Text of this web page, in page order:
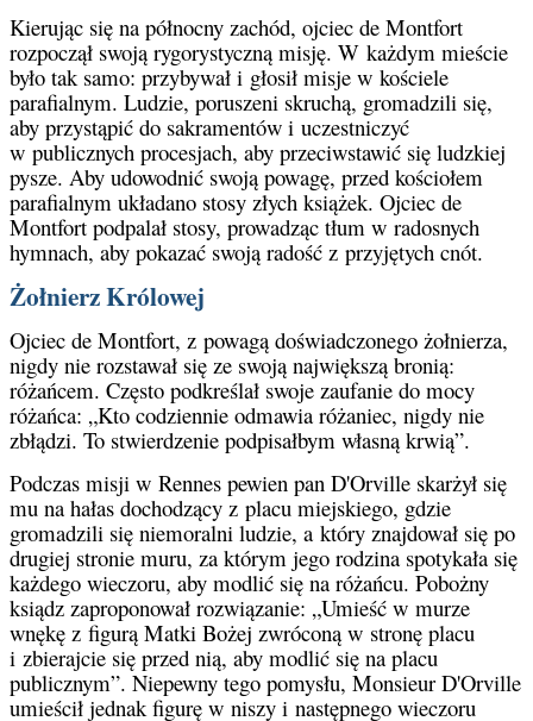
Kierując się na północny zachód, ojciec de Montfort
rozpoczął swoją rygorystyczną misję. W każdym mieście
było tak samo: przybywał i głosił misje w kościele
parafialnym. Ludzie, poruszeni skruchą, gromadzili się,
aby przystąpić do sakramentów i uczestniczyć
w publicznych procesjach, aby przeciwstawić się ludzkiej
pysze. Aby udowodnić swoją powagę, przed kościołem
parafialnym układano stosy złych książek. Ojciec de
Montfort podpalał stosy, prowadząc tłum w radosnych
hymnach, aby pokazać swoją radość z przyjętych cnót.
Żołnierz Królowej
Ojciec de Montfort, z powagą doświadczonego żołnierza,
nigdy nie rozstawał się ze swoją największą bronią:
różańcem. Często podkreślał swoje zaufanie do mocy
różańca: „Kto codziennie odmawia różaniec, nigdy nie
zbłądzi. To stwierdzenie podpisałbym własną krwią”.
Podczas misji w Rennes pewien pan D'Orville skarżył się
mu na hałas dochodzący z placu miejskiego, gdzie
gromadzili się niemoralni ludzie, a który znajdował się po
drugiej stronie muru, za którym jego rodzina spotykała się
każdego wieczoru, aby modlić się na różańcu. Pobożny
ksiądz zaproponował rozwiązanie: „Umieść w murze
wnękę z figurą Matki Bożej zwróconą w stronę placu
i zbierajcie się przed nią, aby modlić się na placu
publicznym”. Niepewny tego pomysłu, Monsieur D'Orville
umieścił jednak figurę w niszy i następnego wieczoru